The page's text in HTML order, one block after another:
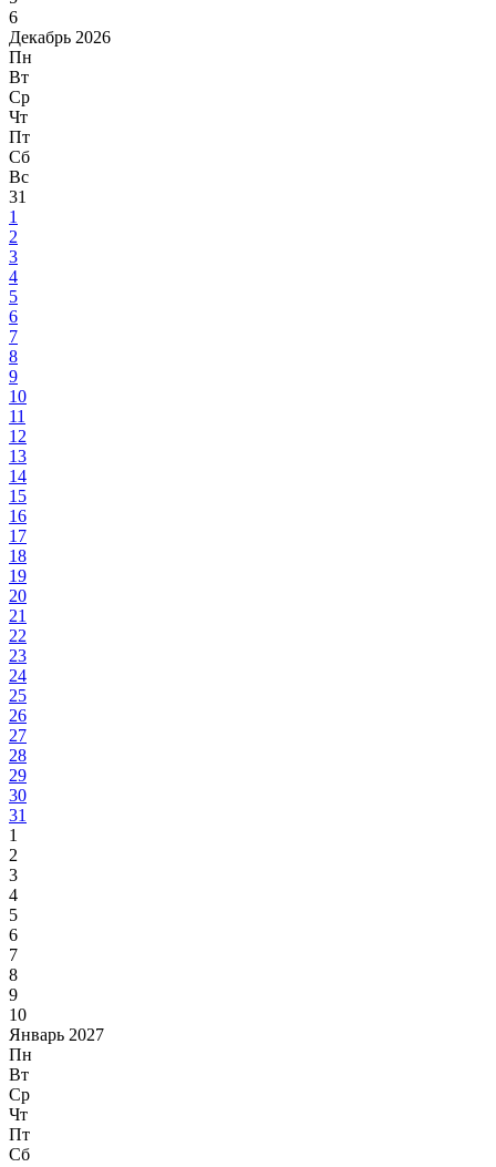
6
Декабрь 2026
Пн
Вт
Ср
Чт
Пт
Сб
Вс
31
1
2
3
4
5
6
7
8
9
10
11
12
13
14
15
16
17
18
19
20
21
22
23
24
25
26
27
28
29
30
31
1
2
3
4
5
6
7
8
9
10
Январь 2027
Пн
Вт
Ср
Чт
Пт
Сб